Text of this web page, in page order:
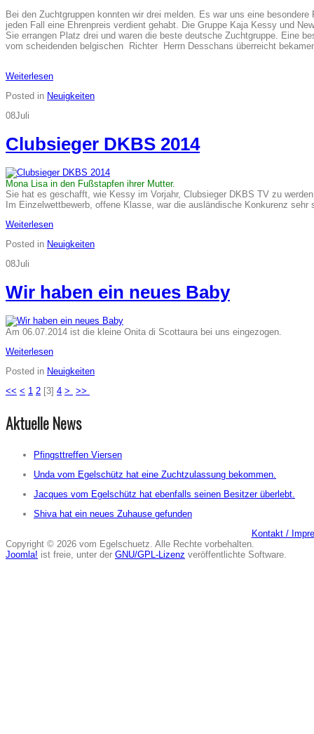
Bei den Zuchtgruppen konnten wir drei melden. Es war uns eine
jeden Fall eine Ehrenpreis verdient gehabt. Die Gruppe Kaja Kessy und
Sie errangen Platz drei und waren die beste deutsche Zuchtgruppe. Eine
vom scheidenden belgischen Richter Herrn Desschans überreicht
Weiterlesen
Posted in Neuigkeiten
08Juli
Clubsieger DKBS 2014
Mona Lisa in den Fußstapfen ihrer Mutter.
Sie hat es geschafft, wie Kessy im Vorjahr, Clubsieger DKBS TV zu
Im Einzelwettbewerb, offene Klasse, war die ausländische Konkurenz
Weiterlesen
Posted in Neuigkeiten
08Juli
Wir haben ein neues Baby
Am 06.07.2014 ist die kleine Onita di Scottaura bei uns eingezogen.
Weiterlesen
Posted in Neuigkeiten
<< < 1 2 [3] 4 > >>
Aktuelle News
Pfingsttreffen Viersen
Unda vom Egelschütz hat eine Zuchtzulassung bekommen.
Jacques vom Egelschütz hat ebenfalls seinen Besitzer überlebt.
Shiva hat ein neues Zuhause gefunden
Kontakt /
Copyright © 2026 vom Egelschuetz. Alle Rechte vorbehalten.
Joomla! ist freie, unter der GNU/GPL-Lizenz veröffentlichte Software.